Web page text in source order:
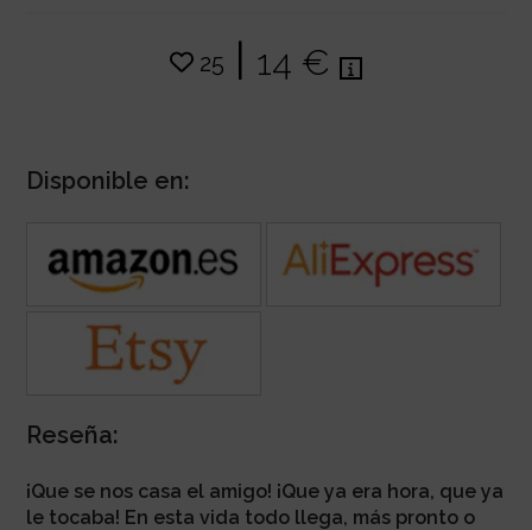
25 | 14 €
Disponible en:
Reseña:
¡Que se nos casa el amigo! ¡Que ya era hora, que ya
le tocaba! En esta vida todo llega, más pronto o